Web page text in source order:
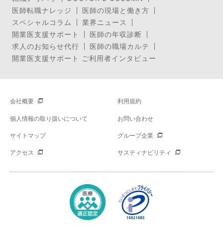
医師転職ナレッジ
医師の現場と働き方
スペシャルコラム
業界ニュース
開業医支援サポート
医師の年収診断
求人のお知らせ代行
医師の職場カルテ
開業医支援サポート ご利用者インタビュー
会社概要 利用規約
個人情報の取り扱いについて お問い合わせ
サイトマップ グループ企業
アクセス サスティナビリティ